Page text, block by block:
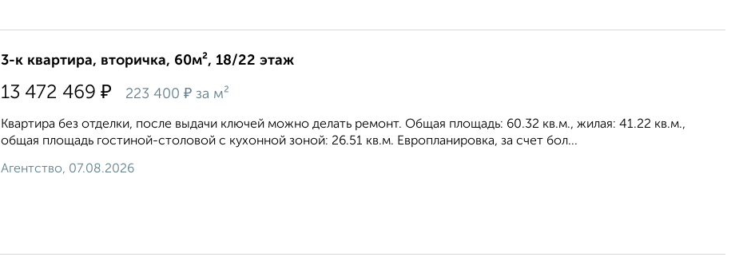
3-к квартира, вторичка, 60м², 18/22 этаж
13 472 469 ₽ 223 400 ₽ за м²
Квартира без отделки, после выдачи ключей можно делать ремонт. Общая площадь: 60.32 кв.м., жилая: 41.22 кв.м.,
общая площадь гостиной-столовой с кухонной зоной: 26.51 кв.м. Европланировка, за счет бол...
Агентство, 07.08.2026